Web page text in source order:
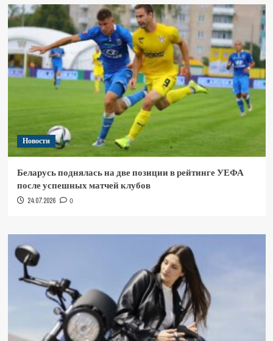
Новости
Беларусь поднялась на две позиции в рейтинге УЕФА
после успешных матчей клубов
24.07.2026 0